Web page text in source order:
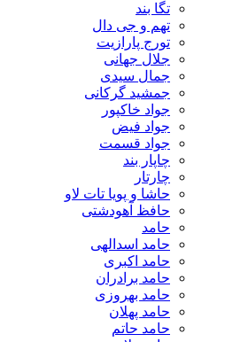
تهم و جی دال
تورج پارازیت
جلال جهانی
جمال سیدی
جمشید گرکانی
جواد خاکپور
جواد فیض
جواد قسمت
چاپار بند
حاشا و پویا تات لاو
حافظ آهودشتی
حامد اسدالهی
حامد اکبری
حامد برادران
حامد بهروزی
حامد پهلان
حامد حاتم